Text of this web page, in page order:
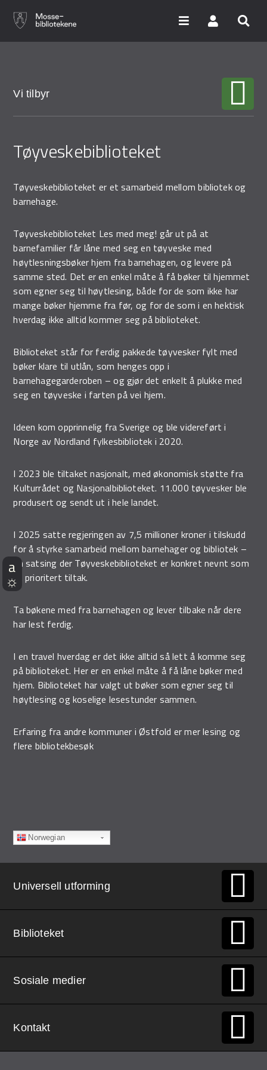
Arrangementer
Bibliotekene
Vi tilbyr
Vi tilbyr
Tøyveskebiblioteket
Tøyveskebiblioteket er et samarbeid mellom bibliotek og
barnehage.
Tøyveskebiblioteket Les med meg! går ut på at
barnefamilier får låne med seg en tøyveske med
høytlesningsbøker hjem fra barnehagen, og levere på
samme sted. Det er en enkel måte å få bøker til hjemmet
som egner seg til høytlesing, både for de som ikke har
mange bøker hjemme fra før, og for de som i en hektisk
hverdag ikke alltid kommer seg på biblioteket.
Biblioteket står for ferdig pakkede tøyvesker fylt med
bøker klare til utlån, som henges opp i
barnehagegarderoben – og gjør det enkelt å plukke med
seg en tøyveske i farten på vei hjem.
Ideen kom opprinnelig fra Sverige og ble videreført i
Norge av Nordland fylkesbibliotek i 2020.
I 2023 ble tiltaket nasjonalt, med økonomisk støtte fra
Kulturrådet og Nasjonalbiblioteket. 11.000 tøyvesker ble
produsert og sendt ut i hele landet.
I 2025 satte regjeringen av 7,5 millioner kroner i tilskudd
for å styrke samarbeid mellom barnehager og bibliotek –
en satsing der Tøyveskebiblioteket er konkret nevnt som
et prioritert tiltak.
Ta bøkene med fra barnehagen og lever tilbake når dere
har lest ferdig.
I en travel hverdag er det ikke alltid så lett å komme seg
på biblioteket. Her er en enkel måte å få låne bøker med
hjem. Biblioteket har valgt ut bøker som egner seg til
høytlesing og koselige lesestunder sammen.
Erfaring fra andre kommuner i Østfold er mer lesing og
flere bibliotekbesøk
Norwegian
Universell utforming
Biblioteket
Sosiale medier
Kontakt